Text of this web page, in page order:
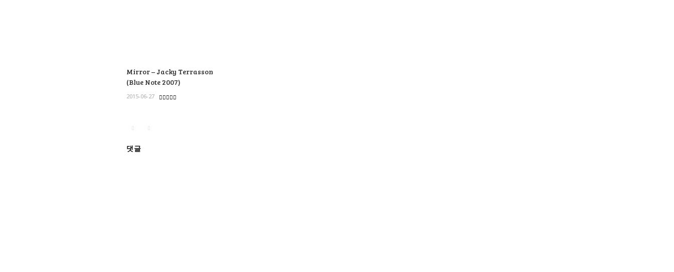
Mirror – Jacky Terrasson
(Blue Note 2007)
2015-06-27
댓글